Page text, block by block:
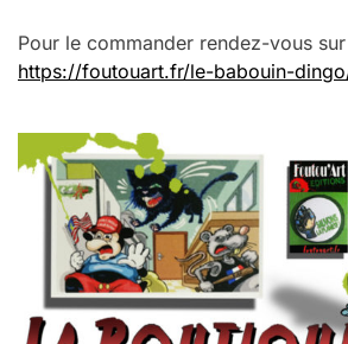
Pour le commander rendez-vous
https://foutouart.fr/le-babouin-